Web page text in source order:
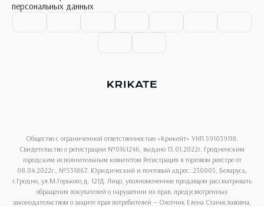
персональных данных
Общество с ограниченной ответственностью «Крикейт» УНП 591039118.
Свидетельство о регистрации №0161246, выдано 13.01.2022г. Гродненским
городским исполнительным комитетом Регистрация в торговом реестре от
08.04.2022г., №531867. Юридический и почтовый адрес: 230005, Беларусь,
г.Гродно, ул.М.Горького,д. 121Д. Лицо, уполномоченное продавцом рассматривать
обращения покупателей о нарушении их прав, предусмотренных
законодательством о защите прав потребителей — Охотник Елена Станиславовна,